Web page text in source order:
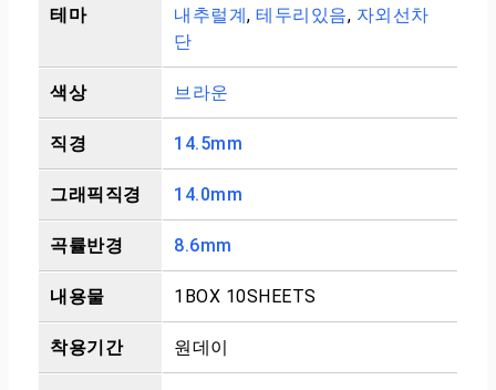
테마 내추럴계, 테두리있음, 자외선차
단
색상 브라운
직경 14.5mm
그래픽직경 14.0mm
곡률반경 8.6mm
내용물 1BOX 10SHEETS
착용기간 원데이